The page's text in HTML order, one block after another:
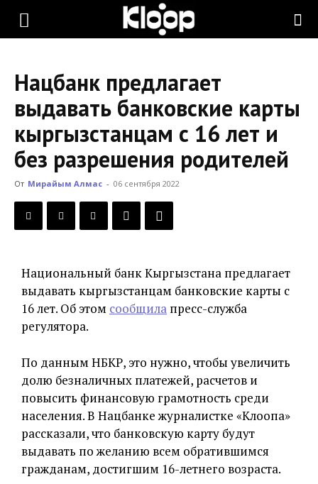
KLOOP.KG
Новости
Кыргызстана
Нацбанк предлагает
выдавать банковские карты
кыргызстанцам с 16 лет и
без разрешения родителей
От Мирайым Алмас - 06 сентября 2022
Национальный банк Кыргызстана предлагает
выдавать кыргызстанцам банковские карты с
16 лет. Об этом сообщила пресс-служба
регулятора.
По данным НБКР, это нужно, чтобы увеличить
долю безналичных платежей, расчетов и
повысить финансовую грамотность среди
населения. В Нацбанке журналистке «Клоопа»
рассказали, что банковскую карту будут
выдавать по желанию всем обратившимся
гражданам, достигшим 16-летнего возраста.